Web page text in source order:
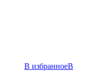
В избранноеВ